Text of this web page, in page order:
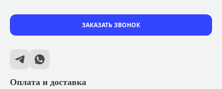
Оплата и доставка
ЗАКАЗАТЬ ЗВОНОК